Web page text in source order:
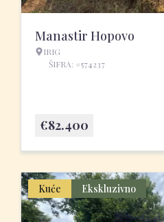
Manastir Hopovo
IRIG
ŠIFRA: #574237
€82.400
Kuće Ekskluzivno